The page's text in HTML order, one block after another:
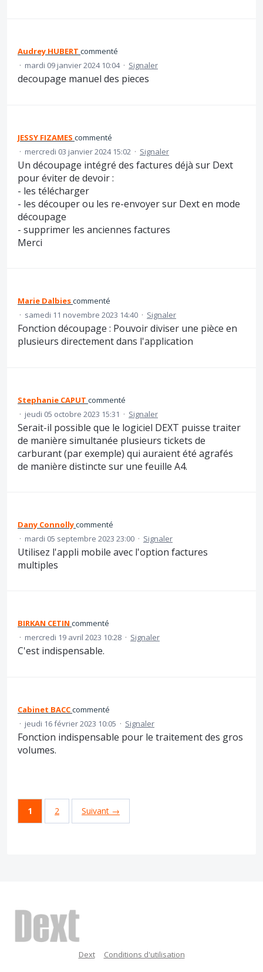
Audrey HUBERT commenté
· mardi 09 janvier 2024 10:04 · Signaler
decoupage manuel des pieces
JESSY FIZAMES commenté
· mercredi 03 janvier 2024 15:02 · Signaler
Un découpage intégré des factures déjà sur Dext
pour éviter de devoir :
- les télécharger
- les découper ou les re-envoyer sur Dext en mode
découpage
- supprimer les anciennes factures
Merci
Marie Dalbiescommenté
· samedi 11 novembre 2023 14:40 · Signaler
Fonction découpage : Pouvoir diviser une pièce en
plusieurs directement dans l'application
Stephanie CAPUT commenté
· jeudi 05 octobre 2023 15:31 · Signaler
Serait-il possible que le logiciel DEXT puisse traiter
de manière simultanée plusieurs tickets de
carburant (par exemple) qui auraient été agrafés
de manière distincte sur une feuille A4.
Dany Connollycommenté
· mardi 05 septembre 2023 23:00 · Signaler
Utilisez l'appli mobile avec l'option factures
multiples
BIRKAN CETIN commenté
· mercredi 19 avril 2023 10:28 · Signaler
C'est indispensable.
Cabinet BACCcommenté
· jeudi 16 février 2023 10:05 · Signaler
Fonction indispensable pour le traitement des gros
volumes.
1 2 Suivant →
Dext Conditions d'utilisation